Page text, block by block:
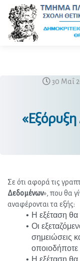
30 Μαΐ
Σε ότι αφορά τις
Δεδομένων», που θα
αναφέρονται τα εξής:
Η εξέταση θα
Οι
σημειώσεις
οποιοδήποτε
Η εξέταση θα